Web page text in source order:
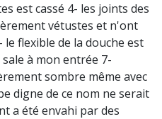
est cassé 4- les joints des
vétustes et n'ont
le flexible de la douche est
à mon entrée 7-
sombre même avec
digne de ce nom ne serait
a été envahi par des